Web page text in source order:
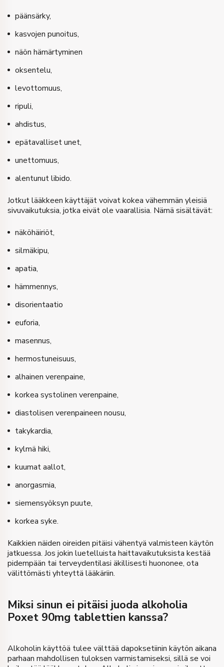
päänsärky,
kasvojen punoitus,
näön hämärtyminen
oksentelu,
levottomuus,
ripuli,
ahdistus,
epätavalliset unet,
unettomuus,
alentunut libido.
Jotkut lääkkeen käyttäjät voivat kokea vähemmän yleisiä
sivuvaikutuksia, jotka eivät ole vaarallisia. Nämä sisältävät:
näköhäiriöt,
silmäkipu,
apatia,
hämmennys,
disorientaatio
euforia,
masennus,
hermostuneisuus,
alhainen verenpaine,
korkea systolinen verenpaine,
diastolisen verenpaineen nousu,
takykardia,
kylmä hiki,
kuumat aallot,
anorgasmia,
siemensyöksyn puute,
korkea syke.
Kaikkien näiden oireiden pitäisi vähentyä valmisteen käytön
jatkuessa. Jos jokin luetelluista haittavaikutuksista kestää
pidempään tai terveydentilasi äkillisesti huononee, ota
välittömästi yhteyttä lääkäriin.
Miksi sinun ei pitäisi juoda alkoholia
Poxet 90mg tablettien kanssa?
Alkoholin käyttöä tulee välttää dapoksetiinin käytön aikana
parhaan mahdollisen tuloksen varmistamiseksi, sillä se voi